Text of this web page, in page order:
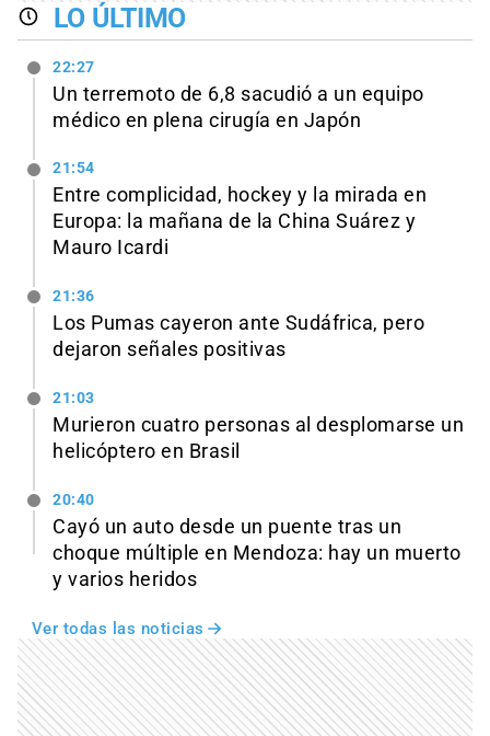
LO ÚLTIMO
22:27
Un terremoto de 6,8 sacudió a un equipo
médico en plena cirugía en Japón
21:54
Entre complicidad, hockey y la mirada en
Europa: la mañana de la China Suárez y
Mauro Icardi
21:36
Los Pumas cayeron ante Sudáfrica, pero
dejaron señales positivas
21:03
Murieron cuatro personas al desplomarse un
helicóptero en Brasil
20:40
Cayó un auto desde un puente tras un
choque múltiple en Mendoza: hay un muerto
y varios heridos
Ver todas las noticias